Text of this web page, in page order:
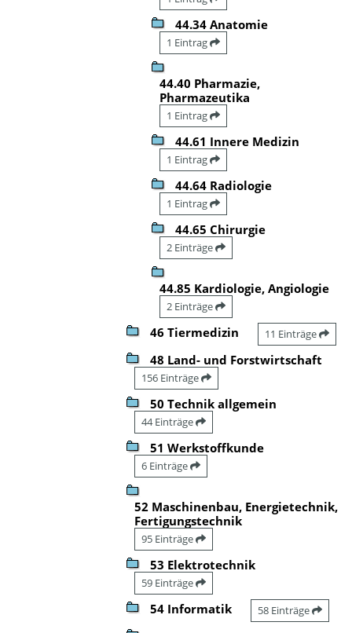
44.34 Anatomie
1 Eintrag
44.40 Pharmazie,
Pharmazeutika
1 Eintrag
44.61 Innere Medizin
1 Eintrag
44.64 Radiologie
1 Eintrag
44.65 Chirurgie
2 Einträge
44.85 Kardiologie, Angiologie
2 Einträge
46 Tiermedizin 11 Einträge
48 Land- und Forstwirtschaft
156 Einträge
50 Technik allgemein
44 Einträge
51 Werkstoffkunde
6 Einträge
52 Maschinenbau, Energietechnik,
Fertigungstechnik
95 Einträge
53 Elektrotechnik
59 Einträge
54 Informatik 58 Einträge